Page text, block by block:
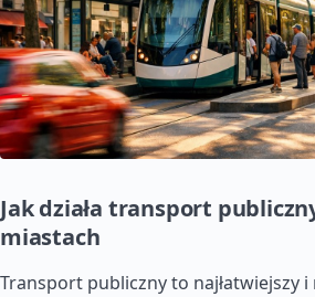
Jak działa transport
miastach
Transport publiczny to najłatwiejszy